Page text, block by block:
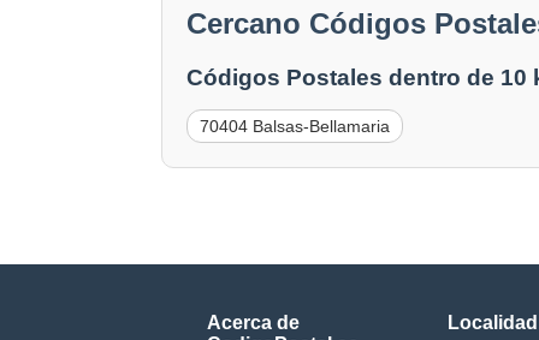
Cercano Códigos
Códigos Postales dentro de 10
70404 Balsas-Bellamaria
Acerca de